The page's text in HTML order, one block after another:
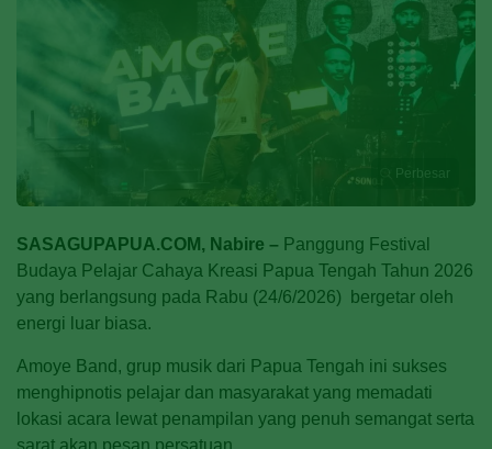
Perbesar
SASAGUPAPUA.COM, Nabire – Panggung Festival
Budaya Pelajar Cahaya Kreasi Papua Tengah Tahun 2026
yang berlangsung pada Rabu (24/6/2026) bergetar oleh
energi luar biasa.
Amoye Band, grup musik dari Papua Tengah ini sukses
menghipnotis pelajar dan masyarakat yang memadati
lokasi acara lewat penampilan yang penuh semangat serta